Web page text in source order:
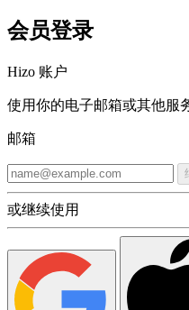
会员登录
Hizo 账户
使用你的电子邮箱或其他服
邮箱
或继续使用